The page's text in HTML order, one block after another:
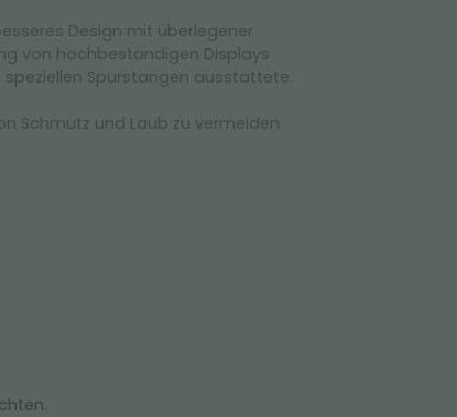
Design mit überlegener
von hochbeständigen Displays
Spurstangen ausstattete.
Schmutz und Laub zu vermeiden.